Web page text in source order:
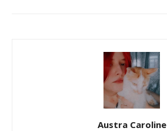
Austra Caroline